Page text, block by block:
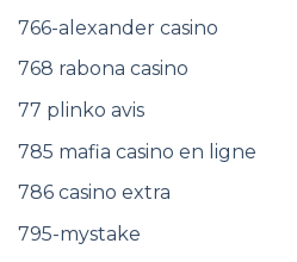
766-alexander casino
768 rabona casino
77 plinko avis
785 mafia casino en ligne
786 casino extra
795-mystake